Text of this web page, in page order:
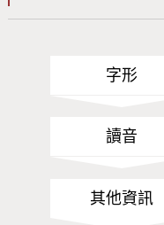
字形
讀音
其他資訊